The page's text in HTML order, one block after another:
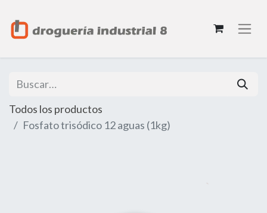
Todos los productos
Fosfato trisódico 12 aguas (1kg)